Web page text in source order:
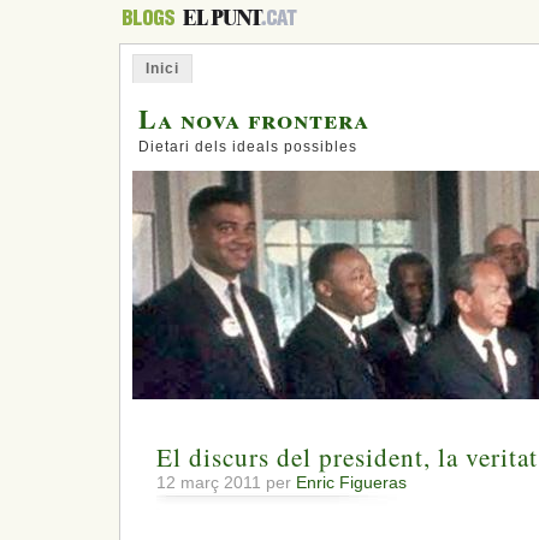
Inici
La nova frontera
Dietari dels ideals possibles
El discurs del president, la
12 març 2011 per Enric Figueras